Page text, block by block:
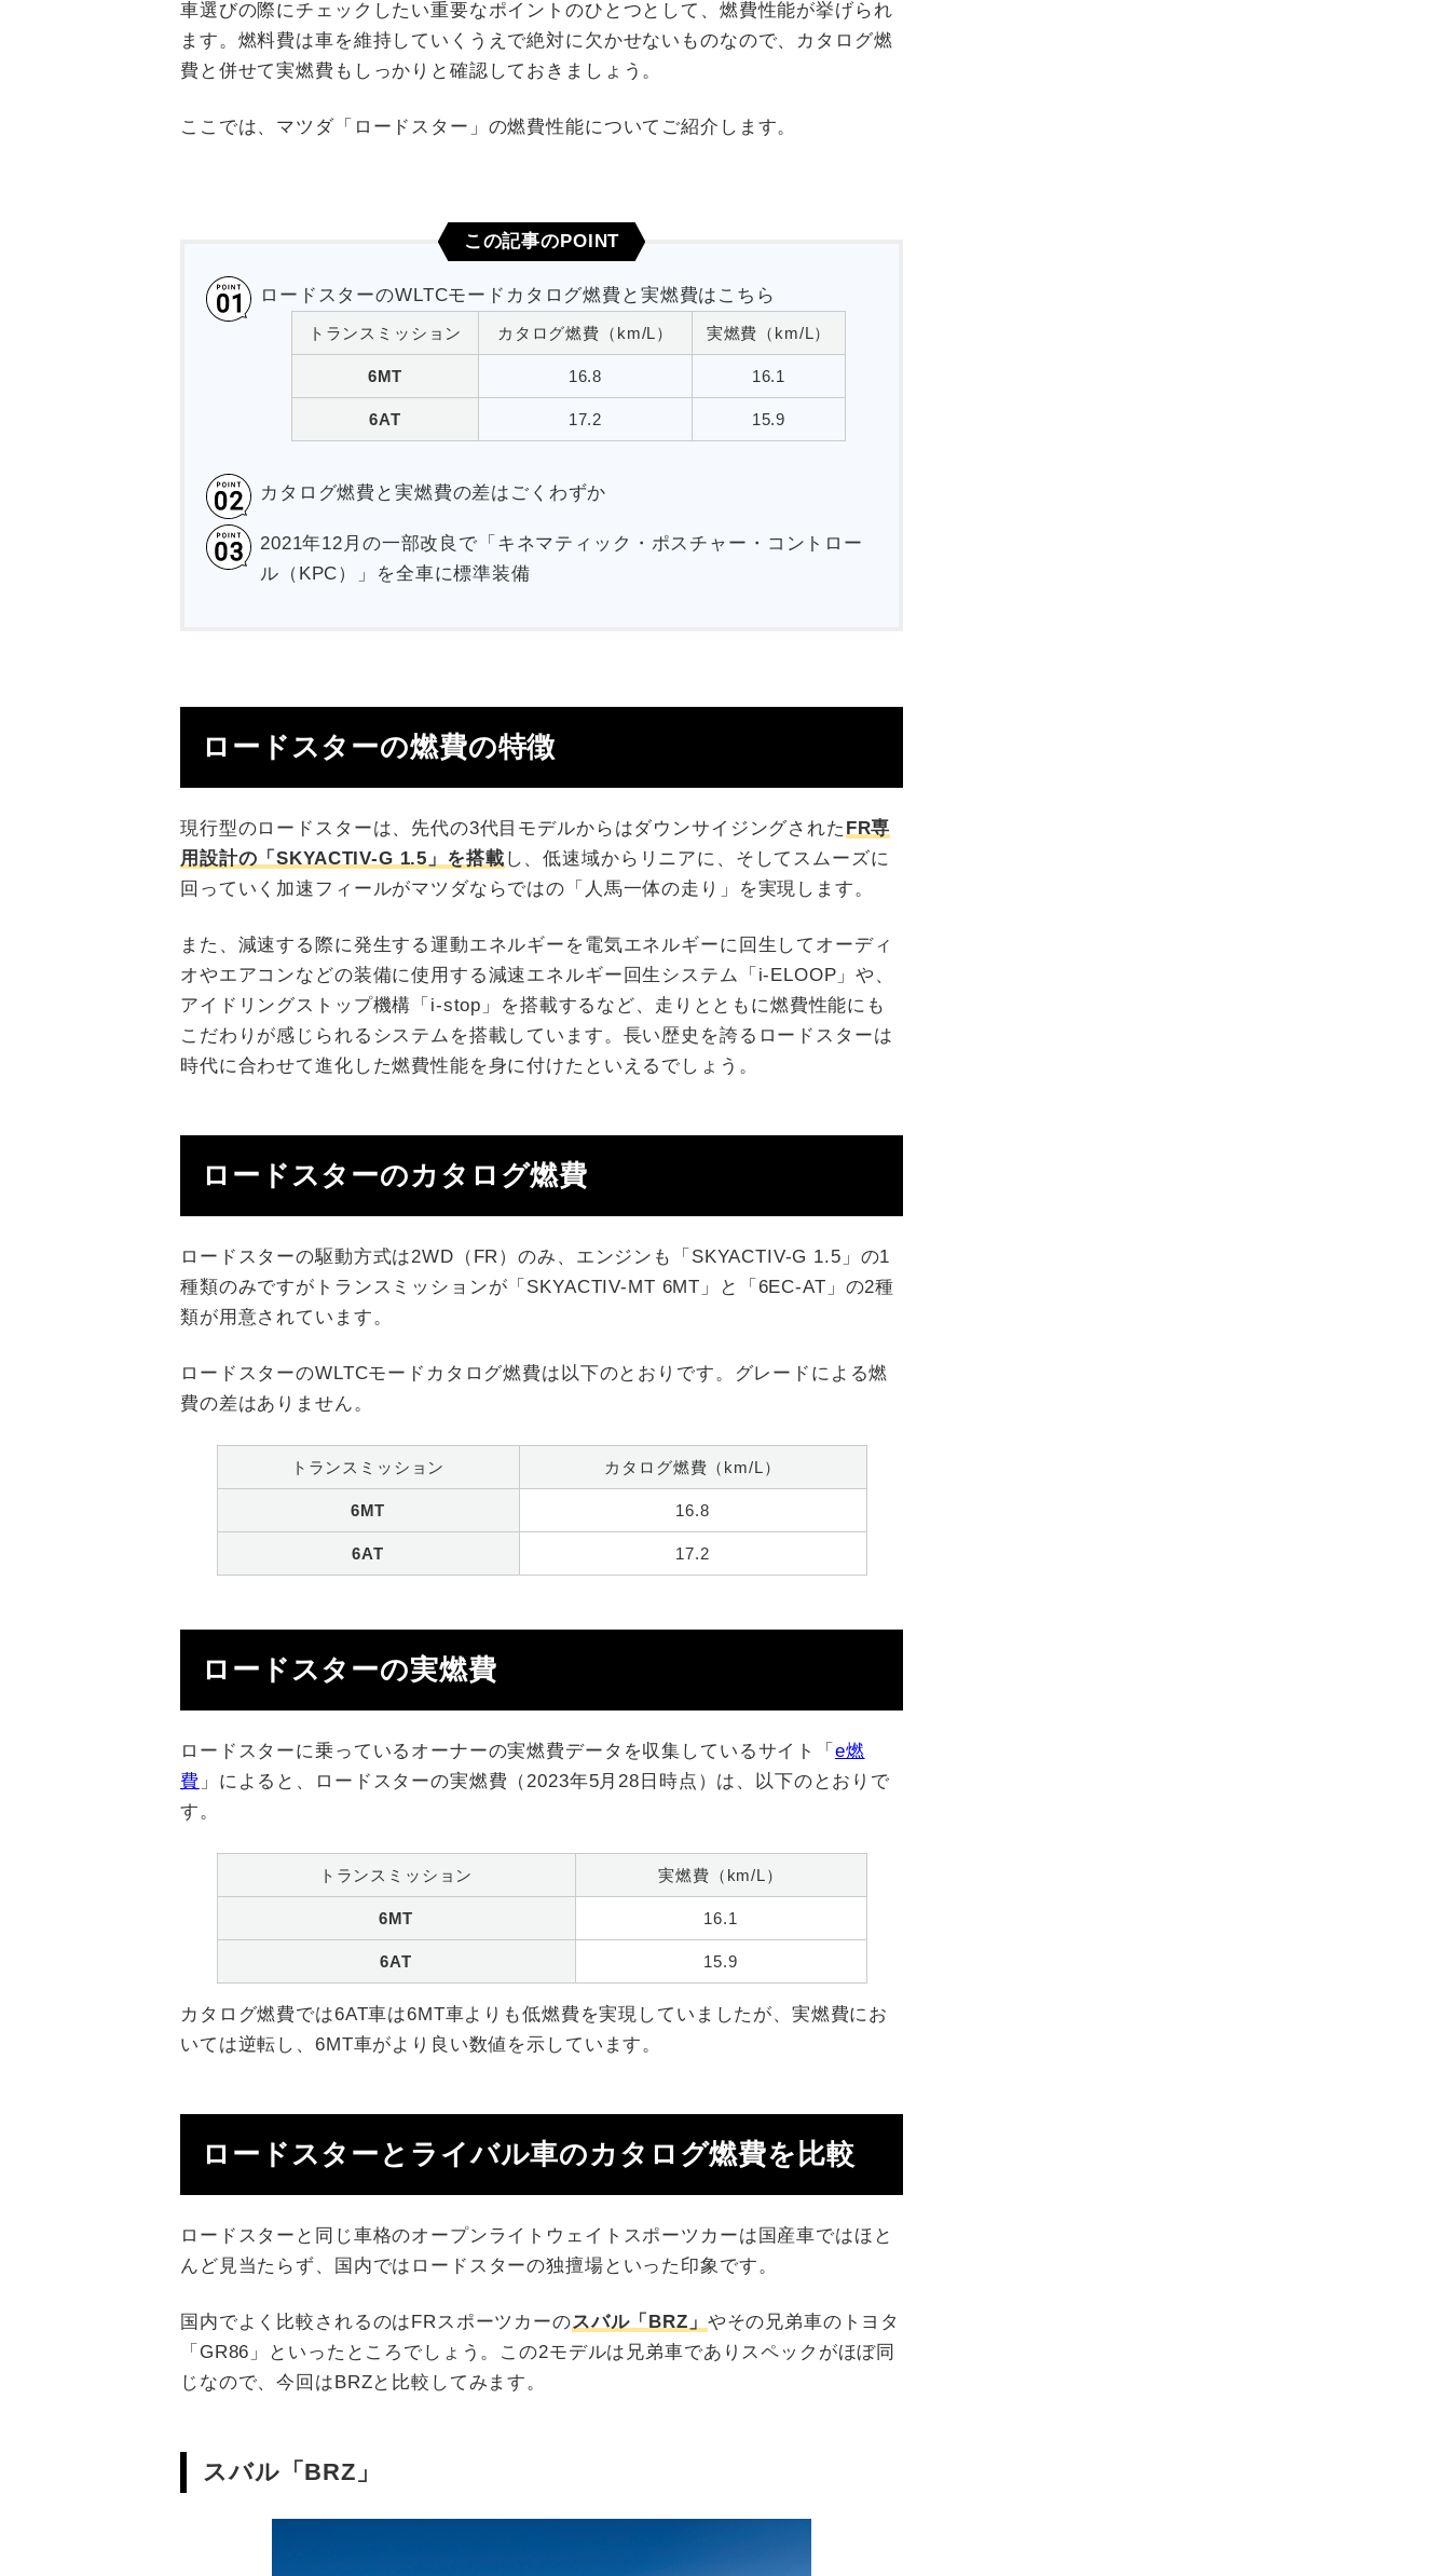
車選びの際にチェックしたい重要なポイントのひとつとして、燃費性能が挙げられ
ます。燃料費は車を維持していくうえで絶対に欠かせないものなので、カタログ燃
費と併せて実燃費もしっかりと確認しておきましょう。
ここでは、マツダ「ロードスター」の燃費性能についてご紹介します。
この記事のPOINT
ロードスターのWLTCモードカタログ燃費と実燃費はこちら
トランスミッション カタログ燃費（km/L） 実燃費（km/L）
6MT 16.8 16.1
6AT 17.2 15.9
カタログ燃費と実燃費の差はごくわずか
2021年12月の一部改良で「キネマティック・ポスチャー・コントロー
ル（KPC）」を全車に標準装備
ロードスターの燃費の特徴
現行型のロードスターは、先代の3代目モデルからはダウンサイジングされた FR専
用設計の「SKYACTIV-G 1.5」を搭載 し、低速域からリニアに、そしてスムーズに
回っていく加速フィールがマツダならではの「人馬一体の走り」を実現します。
また、減速する際に発生する運動エネルギーを電気エネルギーに回生してオーディ
オやエアコンなどの装備に使用する減速エネルギー回生システム「i-ELOOP」や、
アイドリングストップ機構「i-stop」を搭載するなど、走りとともに燃費性能にも
こだわりが感じられるシステムを搭載しています。長い歴史を誇るロードスターは
時代に合わせて進化した燃費性能を身に付けたといえるでしょう。
ロードスターのカタログ燃費
ロードスターの駆動方式は2WD（FR）のみ、エンジンも「SKYACTIV-G 1.5」の1
種類のみですがトランスミッションが「SKYACTIV-MT 6MT」と「6EC-AT」の2種
類が用意されています。
ロードスターのWLTCモードカタログ燃費は以下のとおりです。グレードによる燃
費の差はありません。
トランスミッション カタログ燃費（km/L）
6MT 16.8
6AT 17.2
ロードスターの実燃費
ロードスターに乗っているオーナーの実燃費データを収集しているサイト「 e燃
費 」によると、ロードスターの実燃費（2023年5月28日時点）は、以下のとおりで
す。
トランスミッション 実燃費（km/L）
6MT 16.1
6AT 15.9
カタログ燃費では6AT車は6MT車よりも低燃費を実現していましたが、実燃費にお
いては逆転し、6MT車がより良い数値を示しています。
ロードスターとライバル車のカタログ燃費を比較
ロードスターと同じ車格のオープンライトウェイトスポーツカーは国産車ではほと
んど見当たらず、国内ではロードスターの独擅場といった印象です。
国内でよく比較されるのはFRスポーツカーのスバル「BRZ」 やその兄弟車のトヨタ
「GR86」といったところでしょう。この2モデルは兄弟車でありスペックがほぼ同
じなので、今回はBRZと比較してみます。
スバル「BRZ」